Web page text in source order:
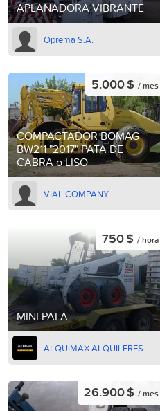
APLANADORA VIBRANTE
Oprema S.A.
COMPACTADOR BOMAG
BW211 "2017" PATA DE
CABRA o LISO
5.000 $ / mes
VIAL COMPANY
MINI PALA.-
750 $ / hora
ALQUIMAX ALQUILERES
26.900 $ / mes